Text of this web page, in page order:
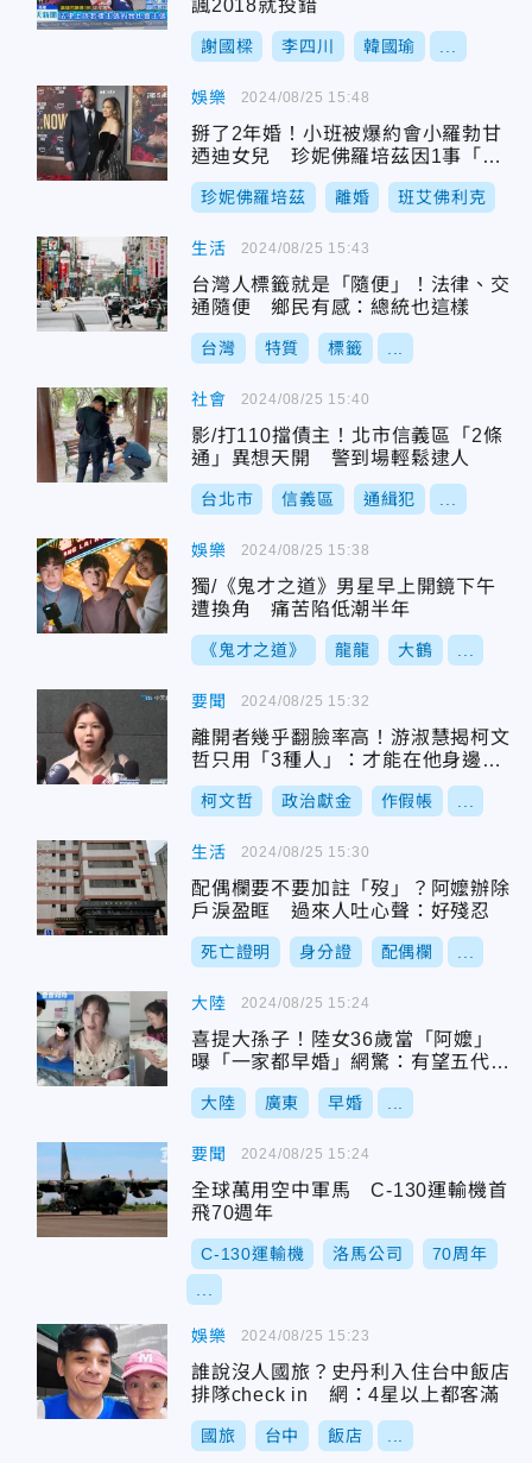
諷2018就投錯
謝國樑 李四川 韓國瑜
娛樂
掰了2年婚！小班被爆約會小羅勃甘
迺迪女兒 珍妮佛羅培茲因1事「感
到羞辱」
珍妮佛羅培茲 離婚 班艾佛利克
2024/08/25 15:48
生活
台灣人標籤就是「隨便」！法律、交
通隨便 鄉民有感：總統也這樣
台灣 特質 標籤
2024/08/25 15:43
社會
影/打110擋債主！北市信義區「2條
通」異想天開 警到場輕鬆逮人
台北市 信義區 通緝犯
2024/08/25 15:40
娛樂
獨/《鬼才之道》男星早上開鏡下午
遭換角 痛苦陷低潮半年
《鬼才之道》 龍龍 大鶴
2024/08/25 15:38
要聞
離開者幾乎翻臉率高！游淑慧揭柯文
哲只用「3種人」：才能在他身邊長
久
柯文哲 政治獻金 作假帳
2024/08/25 15:32
生活
配偶欄要不要加註「歿」？阿嬤辦除
戶淚盈眶 過來人吐心聲：好殘忍
死亡證明 身分證 配偶欄
2024/08/25 15:30
大陸
喜提大孫子！陸女36歲當「阿嬤」
曝「一家都早婚」網驚：有望五代同
堂
大陸 廣東 早婚
2024/08/25 15:24
要聞
全球萬用空中軍馬 C-130運輸機首
飛70週年
C-130運輸機 洛馬公司 70周年
2024/08/25 15:24
娛樂
誰說沒人國旅？史丹利入住台中飯店
排隊check in 網：4星以上都客滿
國旅 台中 飯店
2024/08/25 15:23